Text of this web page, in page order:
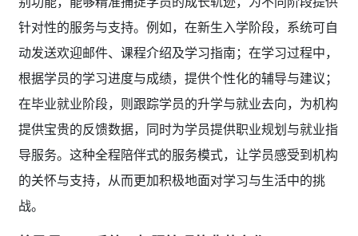
针对性的服务与支持。例如，在新生入学阶段，系统可自
动发送欢迎邮件、课程介绍及学习指南；在学习过程中，
根据学员的学习进度与成绩，提供个性化的辅导与建议；
在毕业就业阶段，则跟踪学员的升学与就业去向，为机构
提供宝贵的反馈数据，同时为学员提供职业规划与就业指
导服务。这种全程陪伴式的服务模式，让学员感受到机构
的关怀与支持，从而更加积极地面对学习与生活中的挑
战。